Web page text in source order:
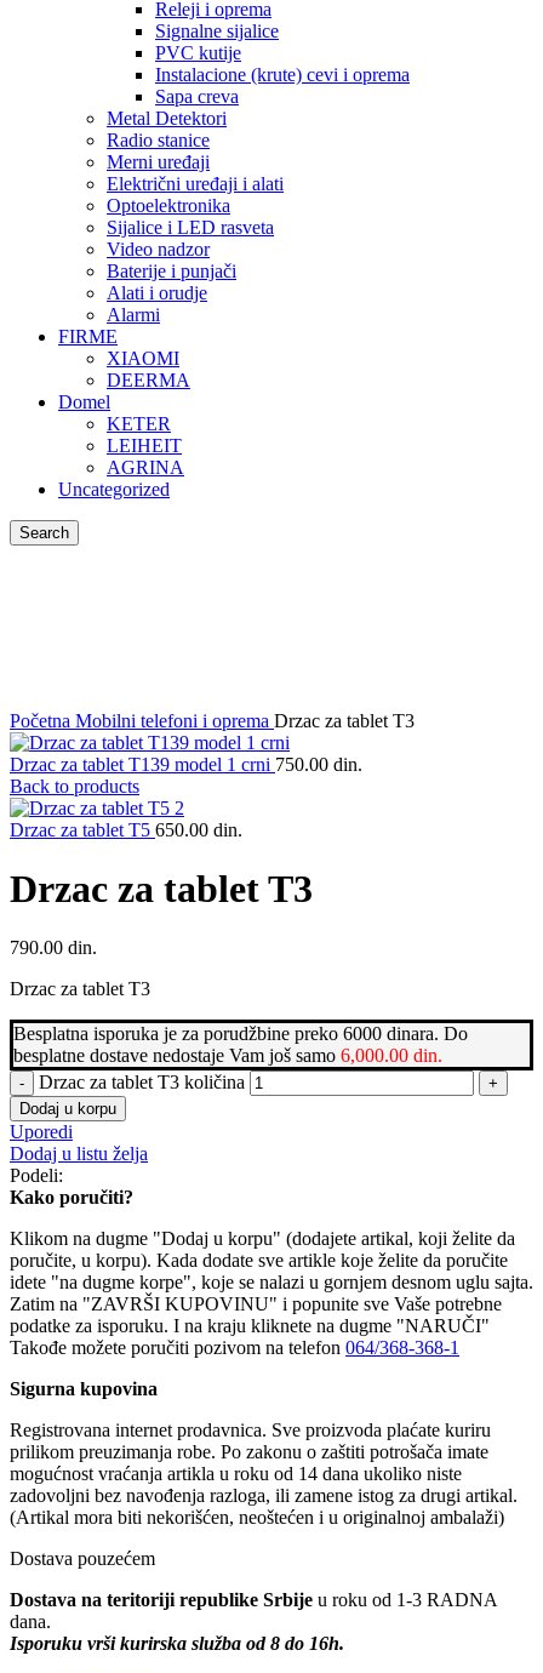
Releji i oprema
Signalne sijalice
PVC kutije
Instalacione (krute) cevi i oprema
Sapa creva
Metal Detektori
Radio stanice
Merni uređaji
Električni uređaji i alati
Optoelektronika
Sijalice i LED rasveta
Video nadzor
Baterije i punjači
Alati i orudje
Alarmi
FIRME
XIAOMI
DEERMA
Domel
KETER
LEIHEIT
AGRINA
Uncategorized
Search
Početna Mobilni telefoni i oprema Drzac za tablet T3
Drzac za tablet T139 model 1 crni 750.00 din.
Back to products
Drzac za tablet T5 650.00 din.
Drzac za tablet T3
790.00 din.
Drzac za tablet T3
Besplatna isporuka je za porudžbine preko 6000 dinara. Do
besplatne dostave nedostaje Vam još samo 6,000.00 din.
Drzac za tablet T3 količina
Dodaj u korpu
Uporedi
Dodaj u listu želja
Podeli:
Kako poručiti?
Klikom na dugme "Dodaj u korpu" (dodajete artikal, koji želite da
poručite, u korpu). Kada dodate sve artikle koje želite da poručite
idete "na dugme korpe", koje se nalazi u gornjem desnom uglu sajta.
Zatim na "ZAVRŠI KUPOVINU" i popunite sve Vaše potrebne
podatke za isporuku. I na kraju kliknete na dugme "NARUČI"
Takođe možete poručiti pozivom na telefon 064/368-368-1
Sigurna kupovina
Registrovana internet prodavnica. Sve proizvoda plaćate kuriru
prilikom preuzimanja robe. Po zakonu o zaštiti potrošača imate
mogućnost vraćanja artikla u roku od 14 dana ukoliko niste
zadovoljni bez navođenja razloga, ili zamene istog za drugi artikal.
(Artikal mora biti nekorišćen, neoštećen i u originalnoj ambalaži)
Dostava pouzećem
Dostava na teritoriji republike Srbije u roku od 1-3 RADNA
dana.
Isporuku vrši kurirska služba od 8 do 16h.